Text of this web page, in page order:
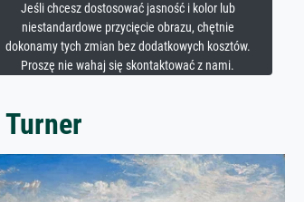
Jeśli chcesz dostosować jasność i kolor lub
niestandardowe przycięcie obrazu, chętnie
dokonamy tych zmian bez dodatkowych kosztów.
Proszę nie wahaj się skontaktować z nami.